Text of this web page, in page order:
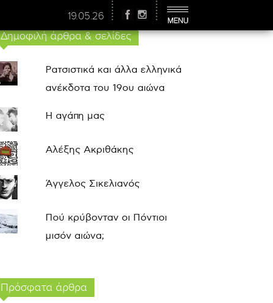
19.05.26
Δημοφιλή άρθρα & σελίδες
Ρατσιστικά και άλλα ελληνικά
ανέκδοτα του 19ου αιώνα
Η αγάπη μας
Αλέξης Ακριθάκης
Άγγελος Σικελιανός
Πού κρύβονταν οι Πόντιοι
μισόν αιώνα;
Πρόσφατα άρθρα